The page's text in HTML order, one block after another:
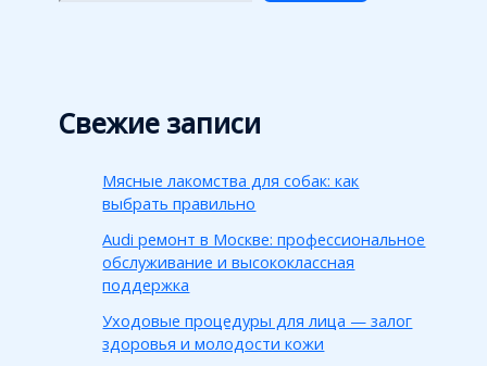
Свежие записи
Мясные лакомства для собак: как
выбрать правильно
Audi ремонт в Москве: профессиональное
обслуживание и высококлассная
поддержка
Уходовые процедуры для лица — залог
здоровья и молодости кожи